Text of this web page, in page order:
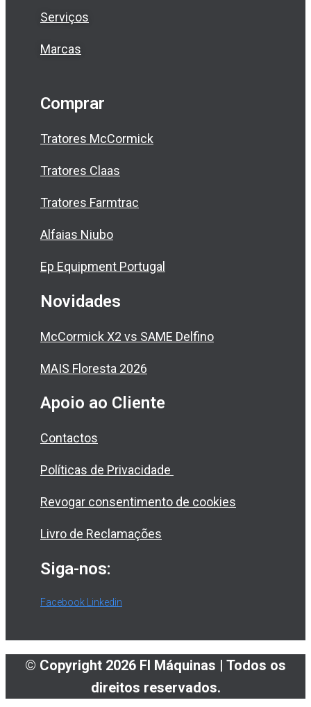
Serviços
Marcas
Comprar
Tratores McCormick
Tratores Claas
Tratores Farmtrac
Alfaias Niubo
Ep Equipment Portugal
Novidades
McCormick X2 vs SAME Delfino
MAIS Floresta 2026
Apoio ao Cliente
Contactos
Políticas de Privacidade
Revogar consentimento de cookies
Livro de Reclamações
Siga-nos:
Facebook Linkedin
© Copyright 2026 FI Máquinas | Todos os
direitos reservados.